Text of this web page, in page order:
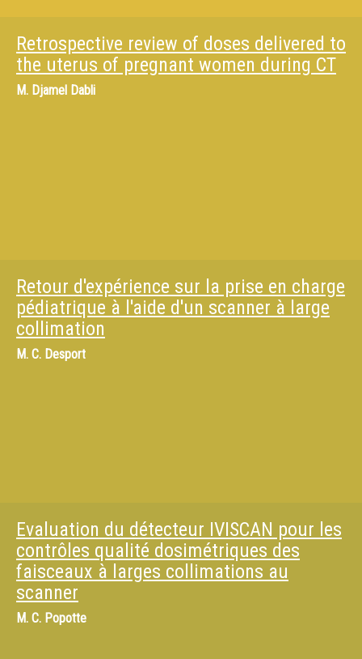
Retrospective review of doses delivered to
the uterus of pregnant women during CT
M. Djamel Dabli
Retour d'expérience sur la prise en charge
pédiatrique à l'aide d'un scanner à large
collimation
M. C. Desport
Evaluation du détecteur IVISCAN pour les
contrôles qualité dosimétriques des
faisceaux à larges collimations au
scanner
M. C. Popotte